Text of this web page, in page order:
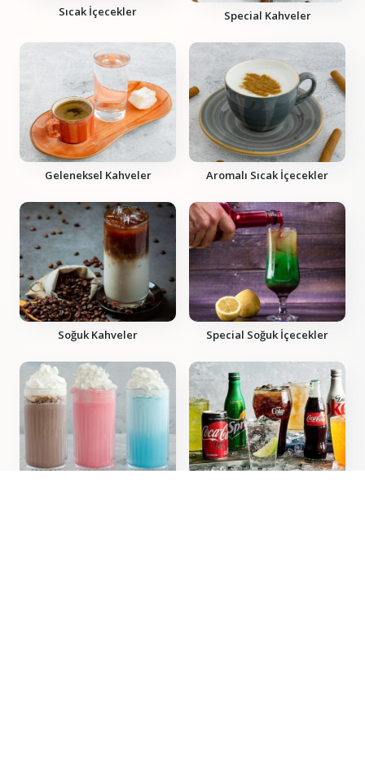
Sıcak İçecekler Special Kahveler
Geleneksel Kahveler Aromalı Sıcak İçecekler
Soğuk Kahveler Special Soğuk İçecekler